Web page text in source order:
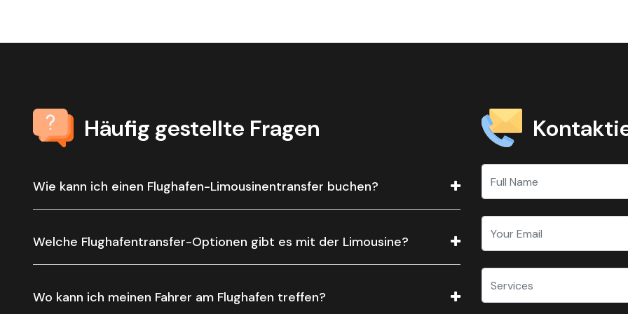
Häufig gestellte Fragen
Wie kann ich einen Flughafen-Limousinentransfer buchen?
Welche Flughafentransfer-Optionen gibt es mit der Limousine?
Wo kann ich meinen Fahrer am Flughafen treffen?